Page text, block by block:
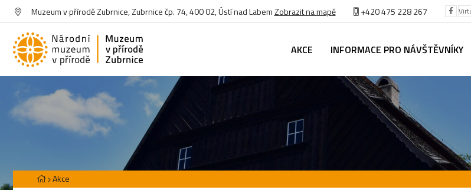
Muzeum v přírodě Zubrnice, Zubrnice čp. 74, 400 02, Ústí nad LabemZobrazit na mapě +420 475 228 267
AKCE INFORMACE PRO NÁVŠTĚVNÍKY
Akce